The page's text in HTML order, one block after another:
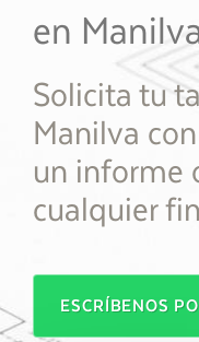
en
Solicita tu
Manilva
un informe
cualquier
ESCRÍBENOS